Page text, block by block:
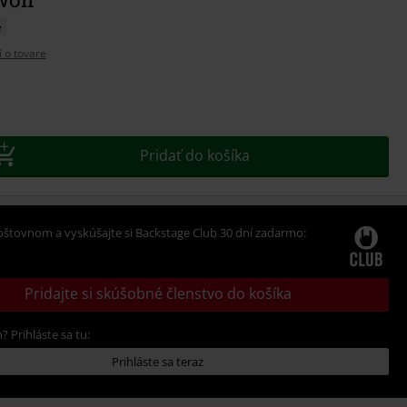
o tovare
Pridať do košíka
a vyskúšajte si Backstage Club 30 dní zadarmo:
Pridajte si skúšobné členstvo do košíka
Prihláste sa tu:
Prihláste sa teraz